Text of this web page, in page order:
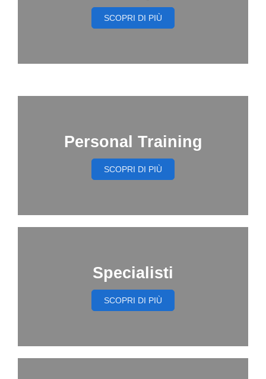
SCOPRI DI PIÙ
Personal Training
SCOPRI DI PIÙ
Specialisti
SCOPRI DI PIÙ